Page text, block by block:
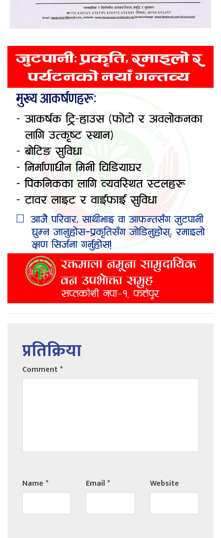
प्रतिक्रिया
Comment*
Name* Email* Website